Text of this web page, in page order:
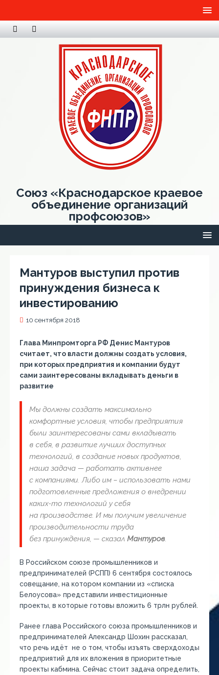
Союз «Краснодарское краевое
объединение организаций
профсоюзов»
Мантуров выступил против
принуждения бизнеса к
инвестированию
10 сентября 2018
Глава Минпромторга РФ Денис Мантуров
считает, что власти должны создать условия,
при которых предприятия и компании будут
сами заинтересованы вкладывать деньги в
развитие
Мы должны создать максимально
комфортные условия, чтобы предприятия
были заинтересованы сами вкладывать
в себя, в развитие лучших доступных
технологий, в создание новых продуктов,
наша задача — работать активнее
с компаниями. Либо им – использовать нами
подготовленные предложения о внедрении
каких-то технологий у себя
на производстве. И мы получим увеличение
производительности труда
без принуждения, — сказал Мантуров.
В Российском союзе промышленников и
предпринимателей (РСПП) 6 сентября состоялось
совещание, на котором компании из «списка
Белоусова» представили инвестиционные
проекты, в которые готовы вложить 6 трлн рублей.
Ранее глава Российского союза промышленников и
предпринимателей Александр Шохин рассказал,
что речь идёт не о том, чтобы изъять сверхдоходы
предприятий для их вложения в приоритетные
проекты кабмина. Сейчас стоит задача определить,